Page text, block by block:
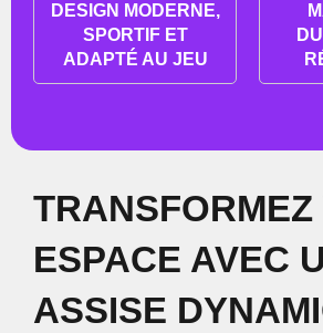
DESIGN MODERNE,
SPORTIF ET
ADAPTÉ AU JEU
TRANSFORMEZ
ESPACE AVEC
ASSISE